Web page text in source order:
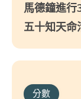
馬德鐘進
五十知天命
分數